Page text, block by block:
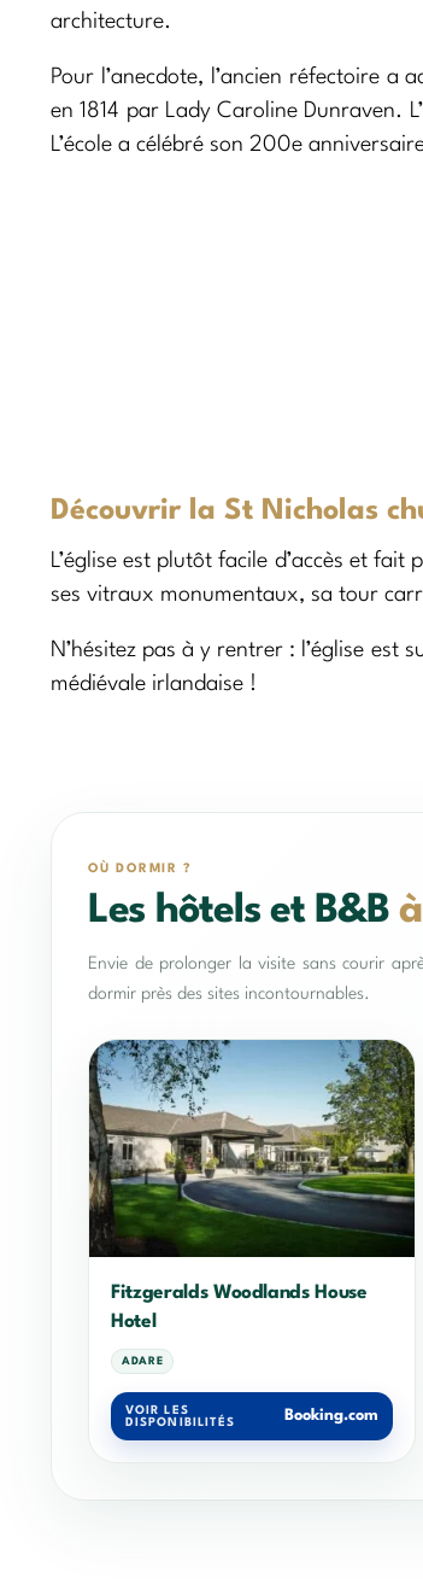
architecture.
Pour l’anecdote, l’ancien réfectoire a
en 1814 par Lady Caroline Dunraven.
L’école a célébré son 200e
Découvrir la St Nicholas
L’église est plutôt facile d’accès et
ses vitraux monumentaux, sa tour
N’hésitez pas à y rentrer : l’église est
médiévale irlandaise !
OÙ DORMIR ?
Les hôtels et B&B
Envie de prolonger la visite sans courir
dormir près des sites incontournables.
Fitzgeralds Woodlands House
Hotel
ADARE
VOIR LES
DISPONIBILITÉS
Booking.com